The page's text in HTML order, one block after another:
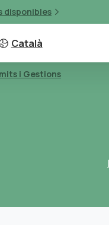
disponibles
Català
i Gestions